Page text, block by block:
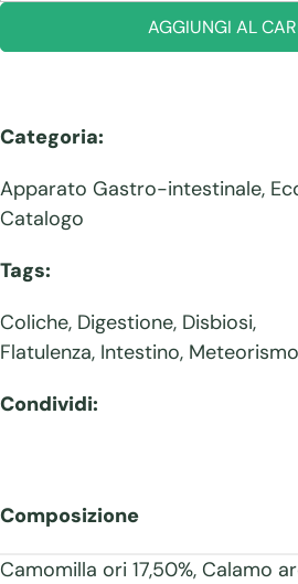
quantità
AGGIUNGI AL
Categoria:
Apparato Gastro-intestinale,
Catalogo
Tags:
Coliche, Digestione, Disbiosi,
Flatulenza, Intestino, Meteorismo
Condividi:
Composizione
Camomilla ori 17,50%, Calamo